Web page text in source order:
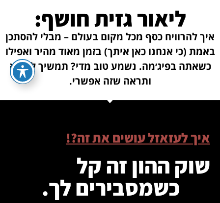
ליאור גזית חושף:
איך להרוויח כסף מכל מקום בעולם – מבלי להסתכן
באמת (כי אנחנו כאן איתך) בזמן מאוד מהיר ואפילו
כשאתה בפיג׳מה. נשמע טוב מדי? תמשיך לקרוא
ותראה שזה אפשרי.
איך לעזאזל עושים את זה?!
שוק ההון זה קל
כשמסבירים לך.